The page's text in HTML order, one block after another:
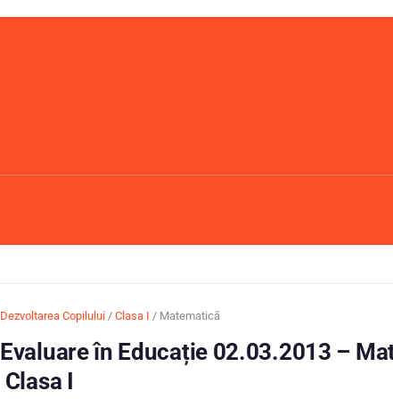
Dezvoltarea Copilului / Clasa I / Matematică
Evaluare în Educație 02.03.2013 –
Clasa I